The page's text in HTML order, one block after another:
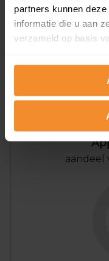
partners kunnen
informatie die u aan
verzameld op basis
100%
aandeel